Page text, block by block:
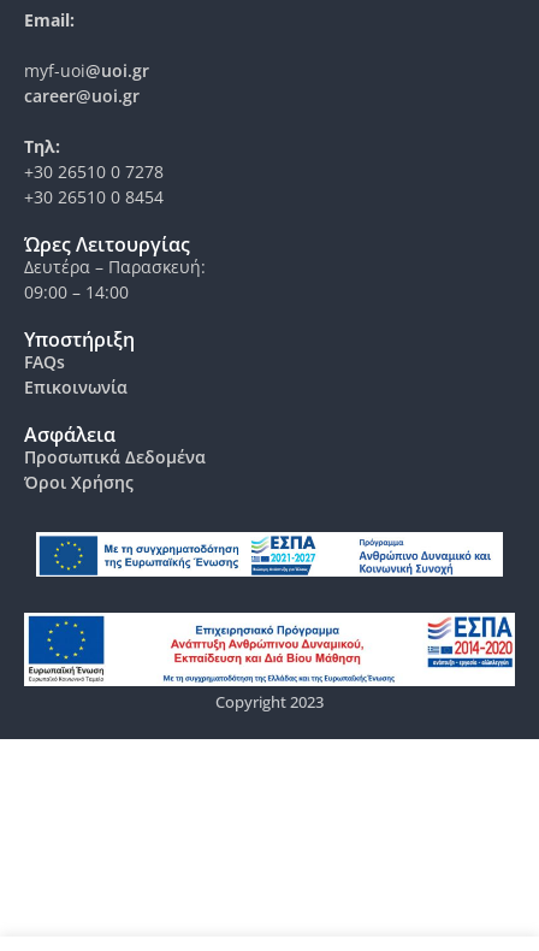
Email:
myf-uoi@uoi.gr
career@uoi.gr
Τηλ:
+30 26510 0 7278
+30 26510 0 8454
Ώρες Λειτουργίας
Δευτέρα – Παρασκευή:
09:00 – 14:00
Υποστήριξη
FAQs
Επικοινωνία
Ασφάλεια
Προσωπικά Δεδομένα
Όροι Χρήσης
Copyright 2023